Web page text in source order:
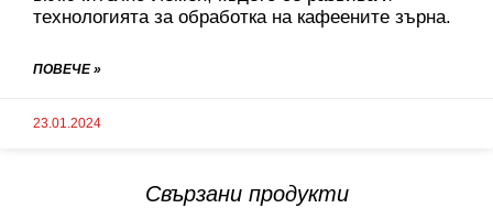
технологията за обработка на кафеените зърна.
ПОВЕЧЕ »
23.01.2024
Свързани продукти